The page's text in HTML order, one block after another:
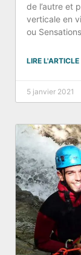
de l’autre et
verticale en
ou
LIRE L'ARTICLE
5 janvier 2021